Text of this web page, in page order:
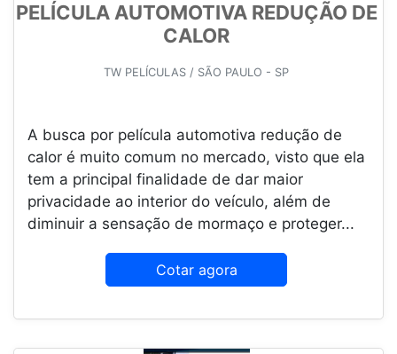
PELÍCULA AUTOMOTIVA REDUÇÃO DE
CALOR
TW PELÍCULAS / SÃO PAULO - SP
A busca por película automotiva redução de
calor é muito comum no mercado, visto que ela
tem a principal finalidade de dar maior
privacidade ao interior do veículo, além de
diminuir a sensação de mormaço e proteger...
Cotar agora